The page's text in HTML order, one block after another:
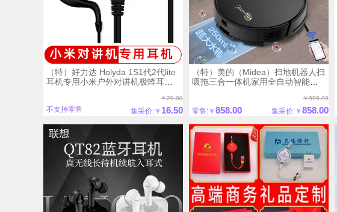
（特）好力达 Holyda 1S1代2代lite
耳机专用小米户外对讲机极蜂耳机
￥29.00
不支持零售 集采价:￥ 16.50
（特）美的（Midea）扫地机器人扫
吸拖三合一体机家用全自动智能家
￥999.00
零售:￥ 858.00 集采价:￥ 858.00